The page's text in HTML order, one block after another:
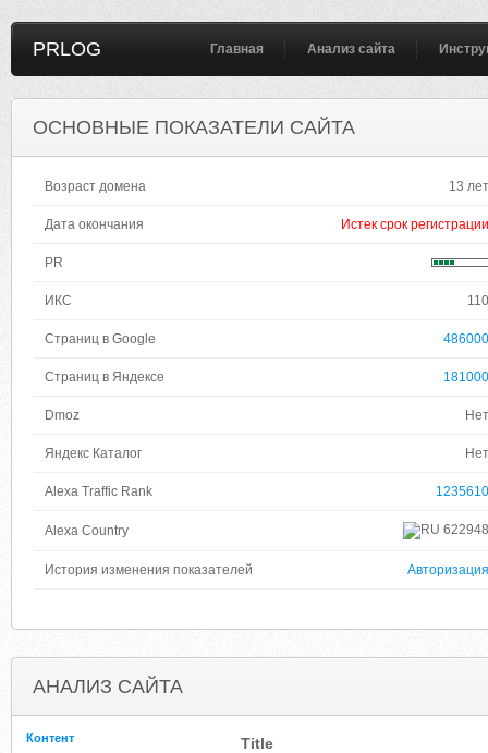
PRLOG Главная Анализ сайта
ОСНОВНЫЕ ПОКАЗАТЕЛИ САЙТА
Возраст домена 13 лет
Дата окончания Истек срок регистрации
PR
ИКС 110
Страниц в Google 486000
Страниц в Яндексе 181000
Dmoz Нет
Яндекс Каталог Нет
Alexa Traffic Rank 1235610
Alexa Country 622948
История изменения показателей Авторизация
АНАЛИЗ САЙТА
Контент Title